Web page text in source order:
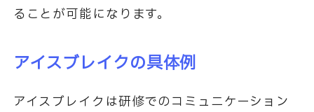
ることが可能になります。
アイスブレイクの具体例
アイスブレイクは研修でのコミュニケーション